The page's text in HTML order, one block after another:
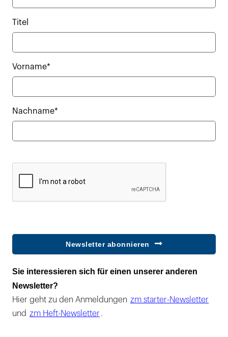
Titel
Vorname*
Nachname*
Newsletter abonnieren
Sie interessieren sich für einen unserer anderen
Newsletter?
Hier geht zu den Anmeldungen zm starter-Newsletter
und zm Heft-Newsletter .